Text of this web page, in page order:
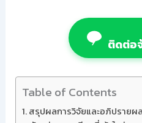
ติดต่อ
Table of Contents
สรุปผลการวิจัยและอภิปรายผ